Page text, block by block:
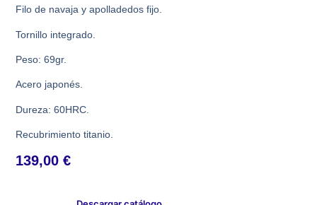
Filo de navaja y apolladedos fijo.
Tornillo integrado.
Peso: 69gr.
Acero japonés.
Dureza: 60HRC.
Recubrimiento titanio.
139,00€